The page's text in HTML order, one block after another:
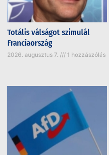
Totális válságot szimulál
Franciaország
2026. augusztus 7. 1 hozzászólás